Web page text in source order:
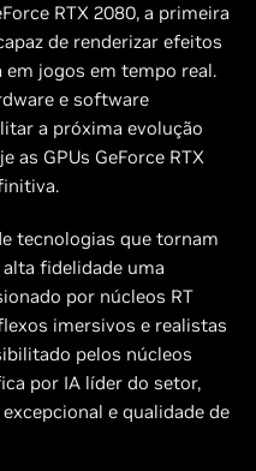
RTX 2080, a primeira
de renderizar efeitos
jogos em tempo real.
e software
a próxima evolução
as GPUs GeForce RTX
tecnologias que tornam
fidelidade uma
por núcleos RT
imersivos e realistas
pelos núcleos
por IA líder do setor,
e qualidade de